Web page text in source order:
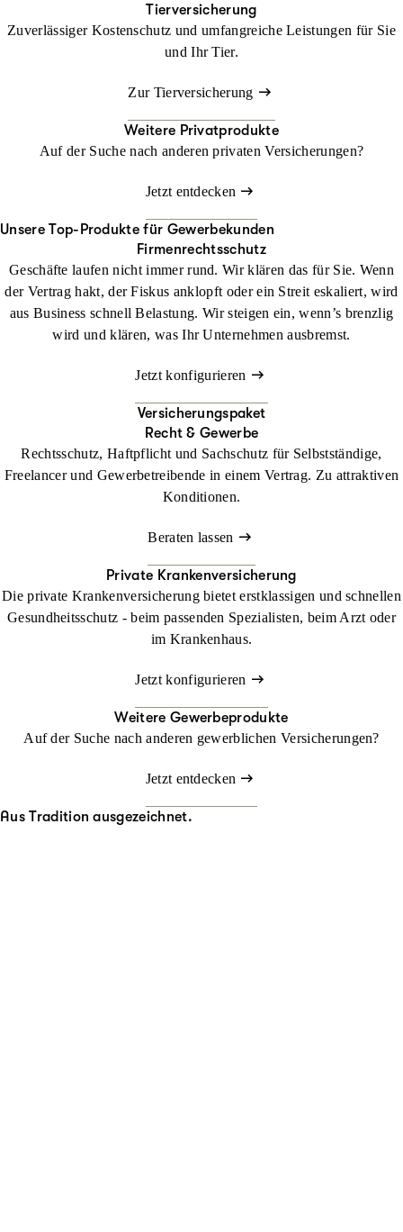
Tierversicherung
Zuverlässiger Kostenschutz und umfangreiche Leistungen für Sie
und Ihr Tier.
Zur Tierversicherung
Weitere Privatprodukte
Auf der Suche nach anderen privaten Versicherungen?
Jetzt entdecken
Unsere Top-Produkte für Gewerbekunden
Firmenrechtsschutz
Geschäfte laufen nicht immer rund. Wir klären das für Sie. Wenn
der Vertrag hakt, der Fiskus anklopft oder ein Streit eskaliert, wird
aus Business schnell Belastung. Wir steigen ein, wenn’s brenzlig
wird und klären, was Ihr Unternehmen ausbremst.
Jetzt konfigurieren
Versicherungspaket
Recht & Gewerbe
Rechtsschutz, Haftpflicht und Sachschutz für Selbstständige,
Freelancer und Gewerbetreibende in einem Vertrag. Zu attraktiven
Konditionen.
Beraten lassen
Private Krankenversicherung
Die private Krankenversicherung bietet erstklassigen und schnellen
Gesundheitsschutz - beim passenden Spezialisten, beim Arzt oder
im Krankenhaus.
Jetzt konfigurieren
Weitere Gewerbeprodukte
Auf der Suche nach anderen gewerblichen Versicherungen?
Jetzt entdecken
Aus Tradition ausgezeichnet.